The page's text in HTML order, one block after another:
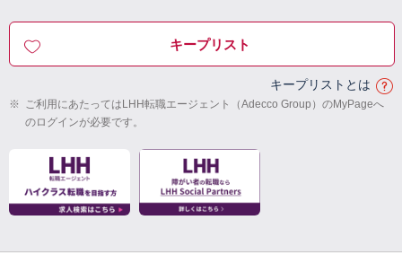
キープリスト
キープリストとは
※ ご利用にあたってはLHH転職エージェント（Adecco Group）のMyPageへ
のログインが必要です。